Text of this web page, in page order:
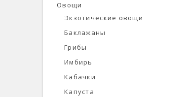
Овощи
Экзотические овощи
Баклажаны
Грибы
Имбирь
Кабачки
Капуста